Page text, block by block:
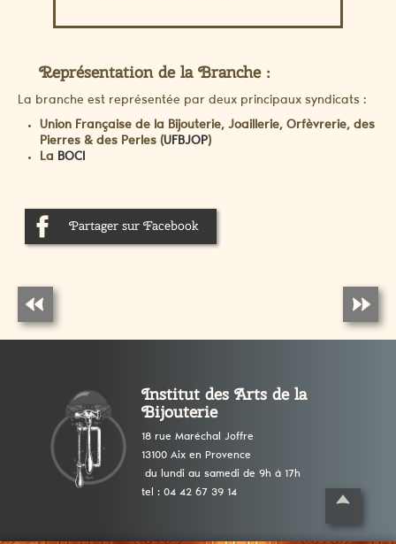
Représentation de la Branche :
La branche est représentée par deux principaux syndicats :
Union Française de la Bijouterie, Joaillerie, Orfèvrerie, des
Pierres & des Perles (UFBJOP)
La BOCI
Partager sur Facebook
Institut des Arts de la
Bijouterie
18 rue Maréchal Joffre
13100 Aix en Provence
du lundi au samedi de 9h à 17h
tel : 04 42 67 39 14